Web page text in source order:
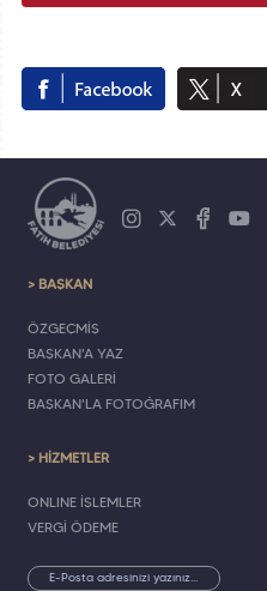
> BAŞKAN
ÖZGEÇMİŞ
BAŞKAN'A YAZ
FOTO GALERİ
BAŞKAN'LA FOTOĞRAFIM
> HİZMETLER
ONLINE İŞLEMLER
VERGİ ÖDEME